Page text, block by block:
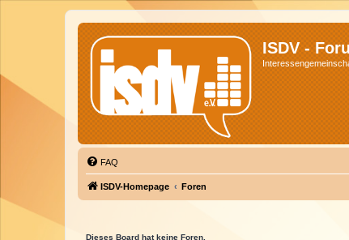
ISDV -
FAQ
ISDV-Homepage Foren
Dieses Board hat keine Foren.